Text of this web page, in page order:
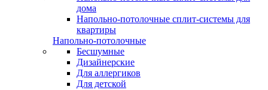
дома
Напольно-потолочные сплит-системы для
квартиры
Напольно-потолочные
Бесшумные
Дизайнерские
Для аллергиков
Для детской